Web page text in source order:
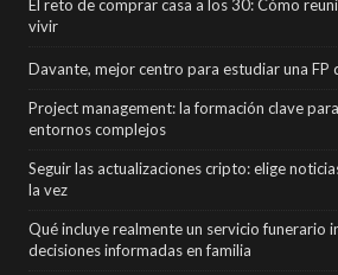
El reto de comprar casa a los 30: Cómo
vivir
Davante, mejor centro para estudiar una FP
Project management: la formación clave
entornos complejos
Seguir las actualizaciones cripto: elige
la vez
Qué incluye realmente un servicio funerario
decisiones informadas en familia